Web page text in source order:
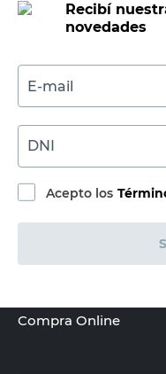
Recibí
novedades
E-mail
DNI
Acepto los
Compra Online